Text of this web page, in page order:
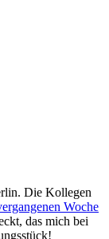
Die Kollegen
Woche
das mich bei